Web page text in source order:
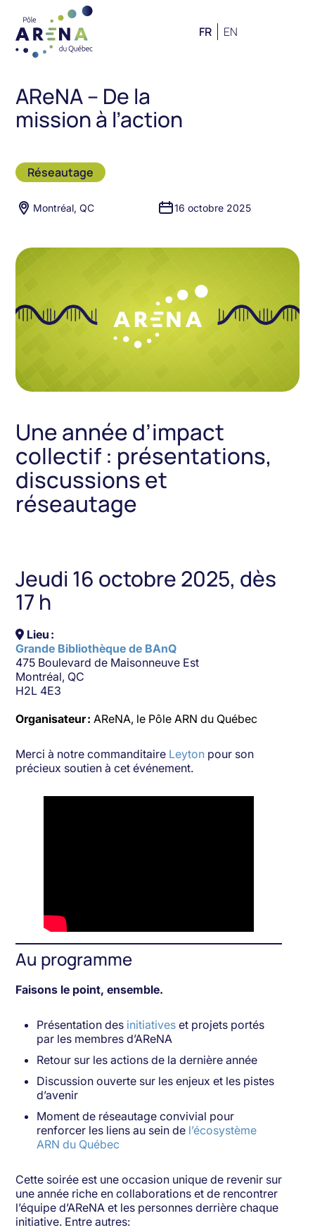
FR EN
AReNA – De la
mission à l’action
Réseautage
Montréal, QC 16 octobre 2025
Une année d’impact
collectif : présentations,
discussions et
réseautage
Jeudi 16 octobre 2025, dès
17 h
Lieu :
Grande Bibliothèquede BAnQ
475 Boulevard de Maisonneuve Est
Montréal, QC
H2L 4E3
Organisateur : AReNA, le Pôle ARN du Québec
Merci à notre commanditaire Leyton pour son
précieux soutien à cet événement.
Au programme
Faisons le point, ensemble.
Présentation des initiatives et projets portés
par les membres d’AReNA
Retour sur les actions de la dernière année
Discussion ouverte sur les enjeux et les pistes
d’avenir
Moment de réseautage convivial pour
renforcer les liens au sein de l’écosystème
ARN du Québec
Cette soirée est une occasion unique de revenir sur
une année riche en collaborations et de rencontrer
l’équipe d’AReNA et les personnes derrière chaque
initiative. Entre autres: